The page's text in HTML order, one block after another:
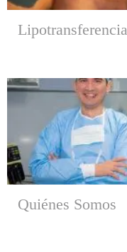
Lipotransferencia
Quiénes Somos